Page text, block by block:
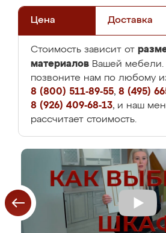
Цена Доставка
Стоимость зависит от
материалов Вашей мебели.
позвоните нам по любому
8 (800) 511-89-55, 8 (495)
8 (926) 409-68-13, и наш
рассчитает стоимость.